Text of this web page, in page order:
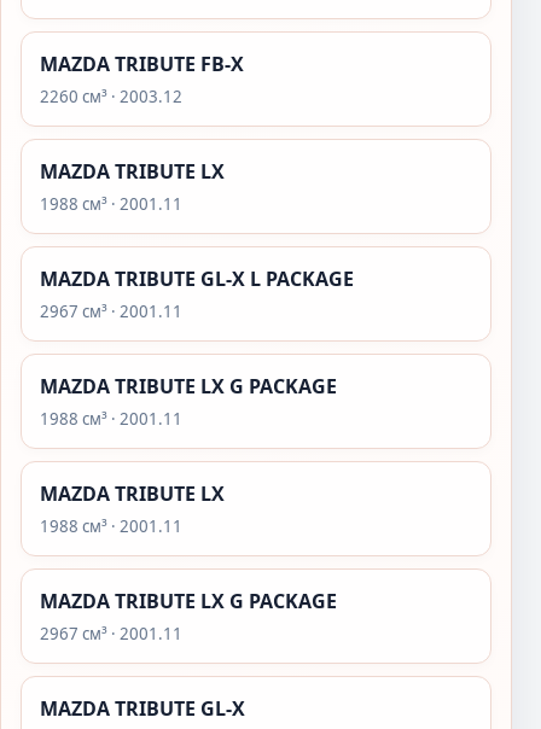
MAZDA TRIBUTE FB-X
2260 см³ · 2003.12
MAZDA TRIBUTE LX
1988 см³ · 2001.11
MAZDA TRIBUTE GL-X L PACKAGE
2967 см³ · 2001.11
MAZDA TRIBUTE LX G PACKAGE
1988 см³ · 2001.11
MAZDA TRIBUTE LX
1988 см³ · 2001.11
MAZDA TRIBUTE LX G PACKAGE
2967 см³ · 2001.11
MAZDA TRIBUTE GL-X